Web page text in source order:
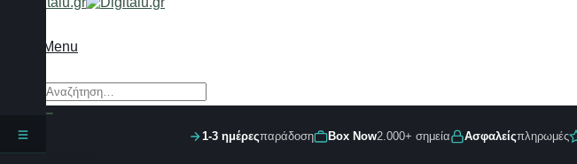
Menu
Αναζήτηση
για:
Σύνδεση
1-3 ημέρεςπαράδοση Box Now2.000+ σημεία Ασφαλείςπληρωμές